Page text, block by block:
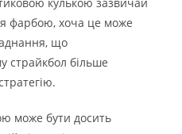
фарбою, хоча це може
що
страйкбол більше
може бути досить